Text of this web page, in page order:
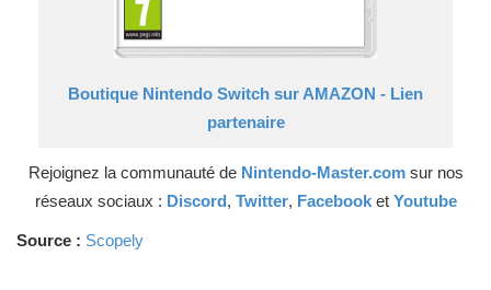
Boutique Nintendo Switch sur AMAZON - Lien
partenaire
Rejoignez la communauté de Nintendo-Master.com sur nos
réseaux sociaux : Discord, Twitter, Facebooket Youtube
Source : Scopely